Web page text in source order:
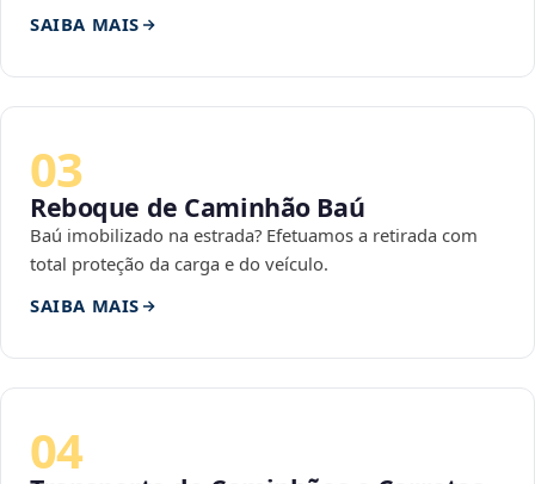
SAIBA MAIS
03
Reboque de Caminhão Baú
Baú imobilizado na estrada? Efetuamos a retirada com
total proteção da carga e do veículo.
SAIBA MAIS
04